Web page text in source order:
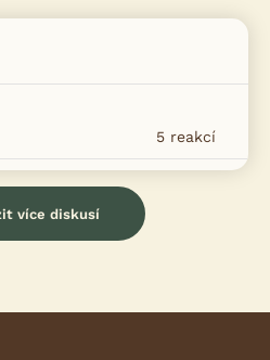
5 reakcí
více diskusí